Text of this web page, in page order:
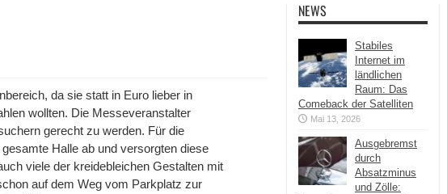
da sie statt in Euro lieber in
wollten. Die Messeveranstalter
gerecht zu werden. Für die
Halle ab und versorgten diese
viele der kreidebleichen Gestalten mit
auf dem Weg vom Parkplatz zur
NEWS
Stabiles
Internet im
ländlichen
Raum: Das
Comeback der Satelliten
Mai 13, 2026
Ausgebremst
durch
Absatzminus
und Zölle: